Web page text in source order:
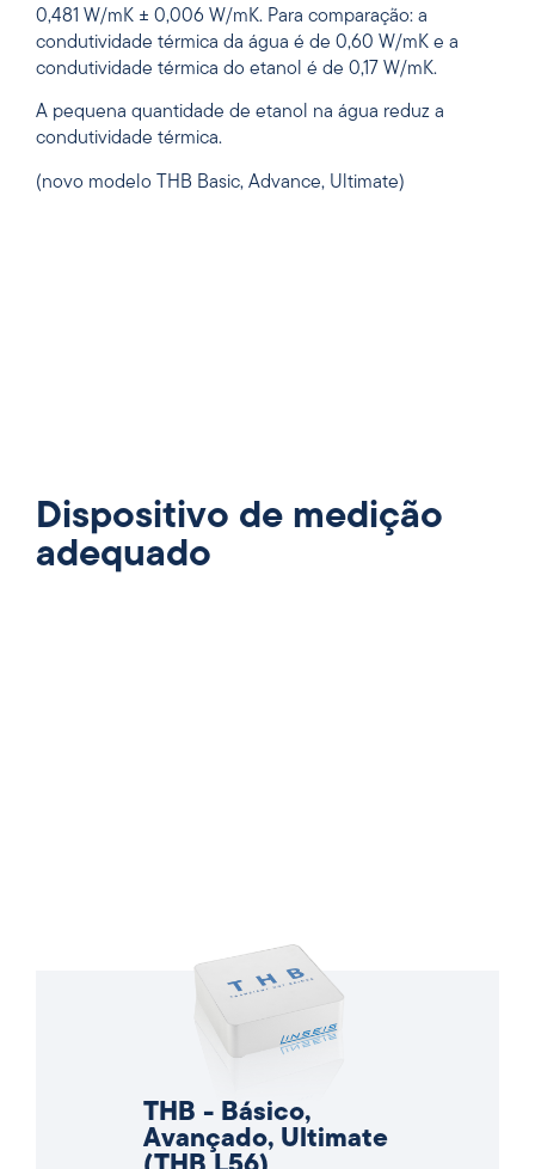
0,481 W/mK ± 0,006 W/mK. Para comparação: a
condutividade térmica da água é de 0,60 W/mK e a
condutividade térmica do etanol é de 0,17 W/mK.
A pequena quantidade de etanol na água reduz a
condutividade térmica.
(novo modelo THB Basic, Advance, Ultimate)
Dispositivo de medição
adequado
THB - Básico,
Avançado, Ultimate